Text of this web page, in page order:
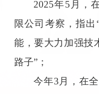
2025年5月，
限公司考察，指
能，要大力加强技
路子”；
今年3月，在